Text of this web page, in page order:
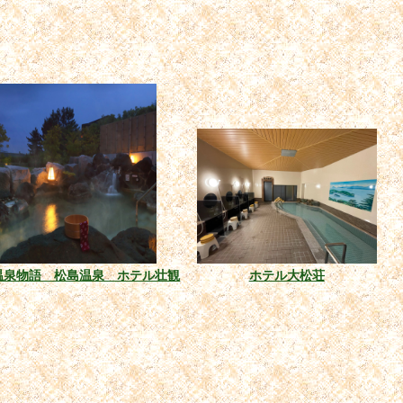
泉物語 松島温泉 ホテル壮観 ホテル大松荘